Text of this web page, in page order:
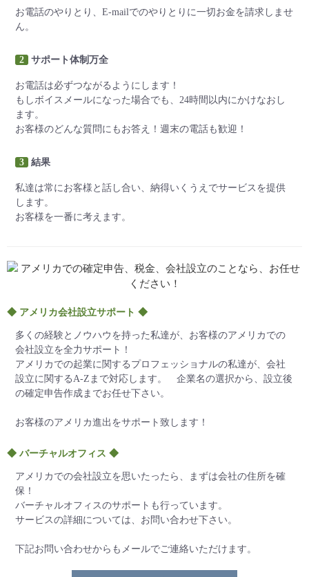
お電話のやりとり、E-mailでのやりとりに一切お金を請求しませ
ん。
2 サポート体制万全
お電話は必ずつながるようにします！
もしボイスメールになった場合でも、24時間以内にかけなおし
ます。
お客様のどんな質問にもお答え！週末の電話も歓迎！
3 結果
私達は常にお客様と話し合い、納得いくうえでサービスを提供
します。
お客様を一番に考えます。
◆ アメリカ会社設立サポート ◆
多くの経験とノウハウを持った私達が、お客様のアメリカでの
会社設立を全力サポート！
アメリカでの起業に関するプロフェッショナルの私達が、会社
設立に関するA-Zまで対応します。 企業名の選択から、設立後
の確定申告作成までお任せ下さい。
お客様のアメリカ進出をサポート致します！
◆ バーチャルオフィス ◆
アメリカでの会社設立を思いたったら、まずは会社の住所を確
保！
バーチャルオフィスのサポートも行っています。
サービスの詳細については、お問い合わせ下さい。
下記お問い合わせからもメールでご連絡いただけます。